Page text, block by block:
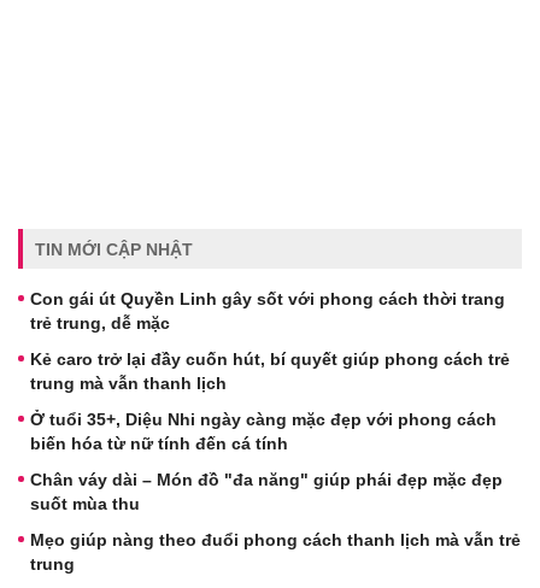
TIN MỚI CẬP NHẬT
Con gái út Quyền Linh gây sốt với phong cách thời trang
trẻ trung, dễ mặc
Kẻ caro trở lại đầy cuốn hút, bí quyết giúp phong cách trẻ
trung mà vẫn thanh lịch
Ở tuổi 35+, Diệu Nhi ngày càng mặc đẹp với phong cách
biến hóa từ nữ tính đến cá tính
Chân váy dài – Món đồ "đa năng" giúp phái đẹp mặc đẹp
suốt mùa thu
Mẹo giúp nàng theo đuổi phong cách thanh lịch mà vẫn trẻ
trung